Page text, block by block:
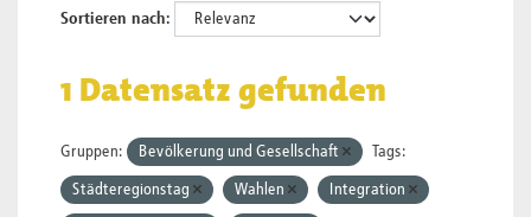
Sortieren nach
1 Datensatz gefunden
Gruppen: Bevölkerung und Gesellschaft Tags:
Städteregionstag Wahlen Integration